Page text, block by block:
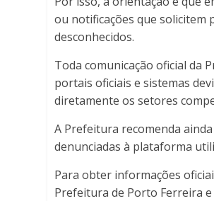
ou notificações que solicitem
desconhecidos.
Toda comunicação oficial da
portais oficiais e sistemas
diretamente os setores
A Prefeitura recomenda
denunciadas à plataforma
Para obter informações
Prefeitura de Porto Ferreira